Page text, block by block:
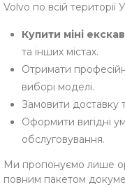
Volvo по всій
Купити міні
та інших містах.
Отримати
виборі моделі.
Замовити доставку
Оформити вигідні
обслуговування.
Ми пропонуємо лише
повним пакетом